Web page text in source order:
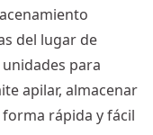
del lugar de
para
apilar, almacenar
rápida y fácil